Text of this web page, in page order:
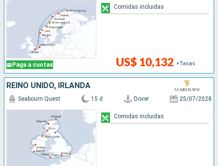
Paga a cuotas US$ 10,132 +Tasas
Comidas incluidas
REINO UNIDO, IRLANDA
Seabourn Quest 15 d Dover 25/07/2028
Comidas incluidas